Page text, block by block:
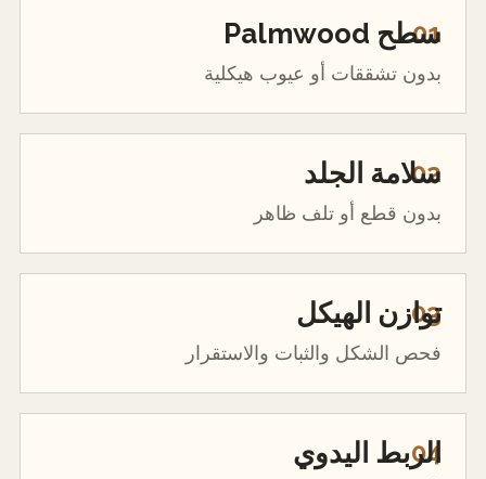
01
سطح Palmwood
بدون تشققات أو عيوب هيكلية
02
سلامة الجلد
بدون قطع أو تلف ظاهر
03
توازن الهيكل
فحص الشكل والثبات والاستقرار
04
الربط اليدوي